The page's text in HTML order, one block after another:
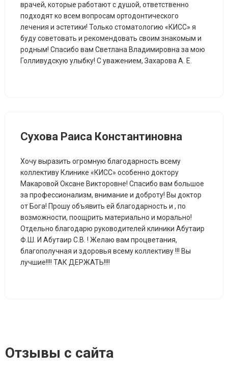
врачей, которые работают с душой, ответственно
подходят ко всем вопросам ортодонтического
лечения и эстетики! Только стоматологию «КИСС» я
буду советовать и рекомендовать своим знакомым и
родным! Спасибо вам Светлана Владимировна за мою
Голливудскую улыбку! С уважением, Захарова А. Е.
Сухова Раиса Константиновна
Хочу выразить огромную благодарность всему
коллективу Клинике «КИСС» особенно доктору
Макаровой Оксане Викторовне! Спасибо вам большое
за профессионализм, внимание и доброту! Вы доктор
от Бога! Прошу объявить ей благодарность и , по
возможности, поощрить материально и морально!
Отдельно благодарю руководителей клиники Абутаир
Ф.Ш. И Абутаир С.В. ! Желаю вам процветания,
благополучная и здоровья всему коллективу !!! Вы
лучшие!!!! ТАК ДЕРЖАТЬ!!!!
Отзывы с сайта